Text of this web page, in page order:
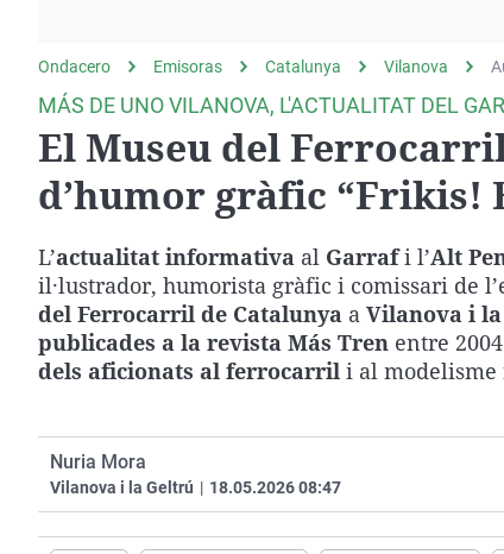
gato
Operación Viuda
Negra
Ondacero Emisoras Catalunya Vilanova
MÁS DE UNO VILANOVA, L'ACTUALITAT DEL
El Museu del
d’humor gràfic “Frikis!
L’actualitat informativa al Garrafi l’Alt
il·lustrador, humorista gràfic i comissari de
del Ferrocarril de Catalunya a Vilanova i
publicades a la revista Más Tren entre
dels aficionats al ferrocarril i al
Nuria Mora
Vilanova i la Geltrú | 18.05.2026 08:47